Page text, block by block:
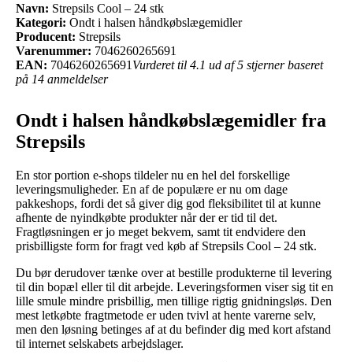
Navn: Strepsils Cool – 24 stk
Kategori: Ondt i halsen håndkøbslægemidler
Producent: Strepsils
Varenummer: 7046260265691
EAN: 7046260265691 Vurderet til 4.1 ud af 5 stjerner baseret
på 14 anmeldelser
Ondt i halsen håndkøbslægemidler fra
Strepsils
En stor portion e-shops tildeler nu en hel del forskellige
leveringsmuligheder. En af de populære er nu om dage
pakkeshops, fordi det så giver dig god fleksibilitet til at kunne
afhente de nyindkøbte produkter når der er tid til det.
Fragtløsningen er jo meget bekvem, samt tit endvidere den
prisbilligste form for fragt ved køb af Strepsils Cool – 24 stk.
Du bør derudover tænke over at bestille produkterne til levering
til din bopæl eller til dit arbejde. Leveringsformen viser sig tit en
lille smule mindre prisbillig, men tillige rigtig gnidningsløs. Den
mest letkøbte fragtmetode er uden tvivl at hente varerne selv,
men den løsning betinges af at du befinder dig med kort afstand
til internet selskabets arbejdslager.